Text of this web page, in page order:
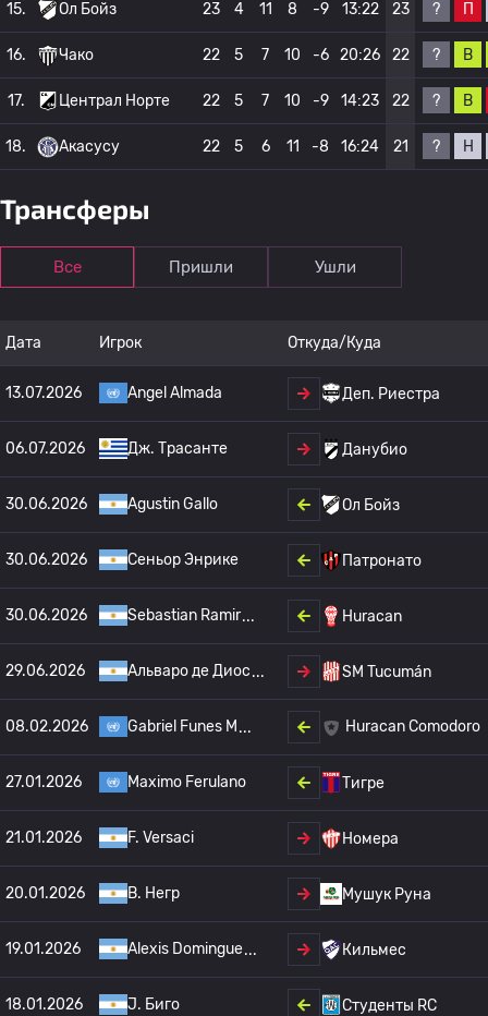
15. Ол Бойз 23 4 11 8 -9 13:22 23 ? П
16. Чако 22 5 7 10 -6 20:26 22 ? В
17. Централ Норте 22 5 7 10 -9 14:23 22 ? В
18. Акасусу 22 5 6 11 -8 16:24 21 ? Н
Трансферы
Все Пришли Ушли
Дата Игрок Откуда/Куда
13.07.2026 Angel Almada Деп. Риестра
06.07.2026 Дж. Трасанте Данубио
30.06.2026 Agustin Gallo Ол Бойз
30.06.2026 Сеньор Энрике Патронато
30.06.2026 Sebastian Ramir Huracan
29.06.2026 Альваро де Диос SM Tucumán
08.02.2026 Gabriel Funes M Huracan Comodoro
27.01.2026 Maximo Ferulano Тигре
21.01.2026 F. Versaci Номера
20.01.2026 B. Негр Мушук Руна
19.01.2026 Alexis Domingue Кильмес
18.01.2026 J. Биго Студенты RC